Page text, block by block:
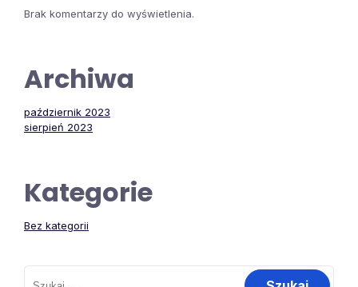
Brak komentarzy do wyświetlenia.
Archiwa
październik 2023
sierpień 2023
Kategorie
Bez kategorii
Szukaj: